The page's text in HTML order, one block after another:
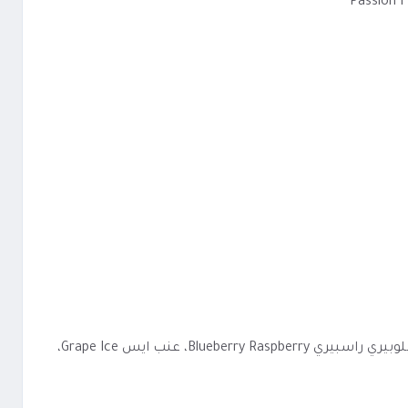
الخيارات المتاحة: النكهة: خوخ ايس Peach Ice، عنب اسود Black Grape، مانجو ايس Mango Ice، رمان توت Pomegranate Berry، بلوبيري راسبيري Blueberry Raspberry، عنب ايس Grape Ice،